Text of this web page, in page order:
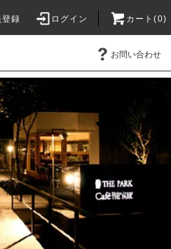
登録 ログイン カート(0)
お問い合わせ